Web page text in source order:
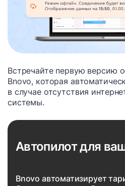
Встречайте первую версию
Bnovo, которая
в случае отсутствия
системы.
Автопилот для
Bnovo автоматизирует